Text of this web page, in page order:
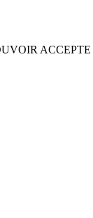
ACCEPTE